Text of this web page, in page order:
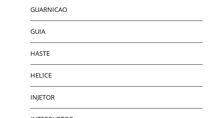
GUARNICAO
GUIA
HASTE
HELICE
INJETOR